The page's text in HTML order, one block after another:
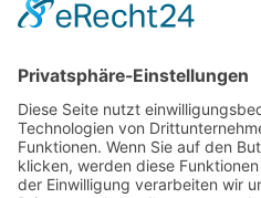
Presse &